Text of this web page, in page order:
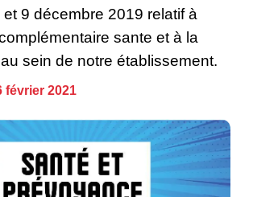
9 décembre 2019 relatif à
sante et à la
sein de notre établissement.
février 2021